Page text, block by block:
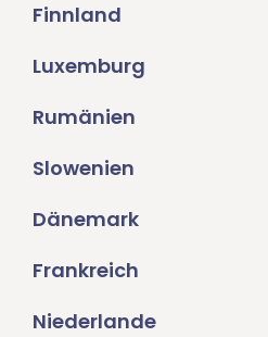
Finnland
Luxemburg
Rumänien
Slowenien
Dänemark
Frankreich
Niederlande